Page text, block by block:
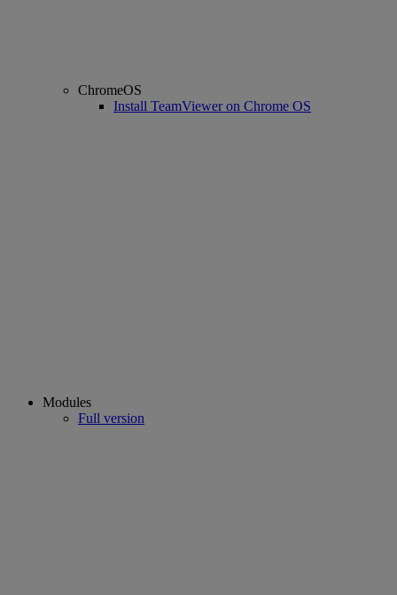
ChromeOS
Install TeamViewer on Chrome OS
Modules
Full version